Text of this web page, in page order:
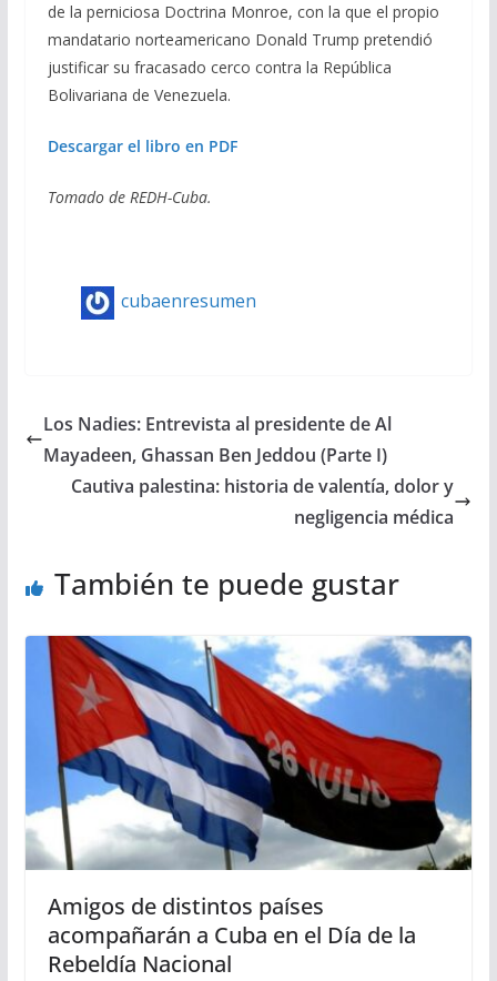
de la perniciosa Doctrina Monroe, con la que el propio
mandatario norteamericano Donald Trump pretendió
justificar su fracasado cerco contra la República
Bolivariana de Venezuela.
Descargar el libro en PDF
Tomado de REDH-Cuba.
cubaenresumen
Los Nadies: Entrevista al presidente de Al
Mayadeen, Ghassan Ben Jeddou (Parte I)
Cautiva palestina: historia de valentía, dolor y
negligencia médica
También te puede gustar
Amigos de distintos países
acompañarán a Cuba en el Día de la
Rebeldía Nacional